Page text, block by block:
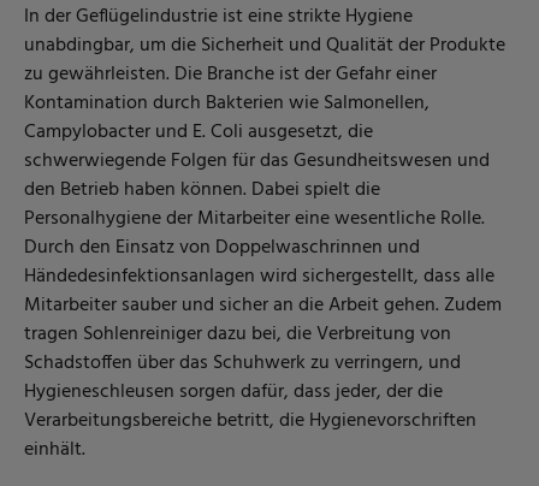
In der Geflügelindustrie ist eine strikte Hygiene
unabdingbar, um die Sicherheit und Qualität der Produkte
zu gewährleisten. Die Branche ist der Gefahr einer
Kontamination durch Bakterien wie Salmonellen,
Campylobacter und E. Coli ausgesetzt, die
schwerwiegende Folgen für das Gesundheitswesen und
den Betrieb haben können. Dabei spielt die
Personalhygiene der Mitarbeiter eine wesentliche Rolle.
Durch den Einsatz von Doppelwaschrinnen und
Händedesinfektionsanlagen wird sichergestellt, dass alle
Mitarbeiter sauber und sicher an die Arbeit gehen. Zudem
tragen Sohlenreiniger dazu bei, die Verbreitung von
Schadstoffen über das Schuhwerk zu verringern, und
Hygieneschleusen sorgen dafür, dass jeder, der die
Verarbeitungsbereiche betritt, die Hygienevorschriften
einhält.